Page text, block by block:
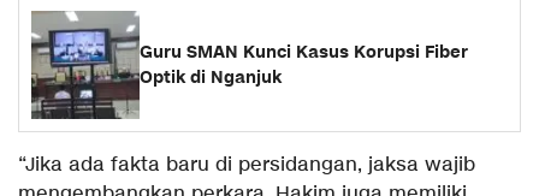
Guru SMAN Kunci Kasus Korupsi Fiber
Optik di Nganjuk
“Jika ada fakta baru di persidangan, jaksa wajib